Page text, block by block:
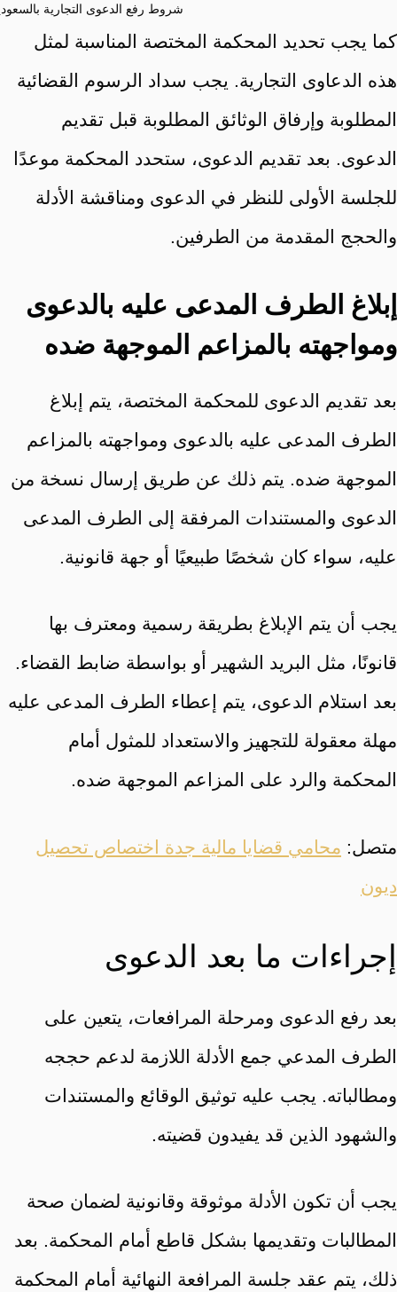
شروط رفع الدعوى التجارية
كما يجب تحديد المحكمة المختصة المناسبة لمثل
هذه الدعاوى التجارية. يجب سداد الرسوم القضائية
المطلوبة وإرفاق الوثائق المطلوبة قبل تقديم
الدعوى. بعد تقديم الدعوى، ستحدد المحكمة موعدًا
للجلسة الأولى للنظر في الدعوى ومناقشة الأدلة
والحجج المقدمة من الطرفين.
إبلاغ الطرف المدعى عليه بالدعوى
ومواجهته بالمزاعم الموجهة ضده
بعد تقديم الدعوى للمحكمة المختصة، يتم إبلاغ
الطرف المدعى عليه بالدعوى ومواجهته بالمزاعم
الموجهة ضده. يتم ذلك عن طريق إرسال نسخة من
الدعوى والمستندات المرفقة إلى الطرف المدعى
عليه، سواء كان شخصًا طبيعيًا أو جهة قانونية.
يجب أن يتم الإبلاغ بطريقة رسمية ومعترف بها
قانونًا، مثل البريد الشهير أو بواسطة ضابط القضاء.
بعد استلام الدعوى، يتم إعطاء الطرف المدعى عليه
مهلة معقولة للتجهيز والاستعداد للمثول أمام
المحكمة والرد على المزاعم الموجهة ضده.
متصل: محامي قضايا مالية جدة اختصاص تحصيل
ديون
إجراءات ما بعد الدعوى
بعد رفع الدعوى ومرحلة المرافعات، يتعين على
الطرف المدعي جمع الأدلة اللازمة لدعم حججه
ومطالباته. يجب عليه توثيق الوقائع والمستندات
والشهود الذين قد يفيدون قضيته.
يجب أن تكون الأدلة موثوقة وقانونية لضمان صحة
المطالبات وتقديمها بشكل قاطع أمام المحكمة. بعد
ذلك، يتم عقد جلسة المرافعة النهائية أمام المحكمة